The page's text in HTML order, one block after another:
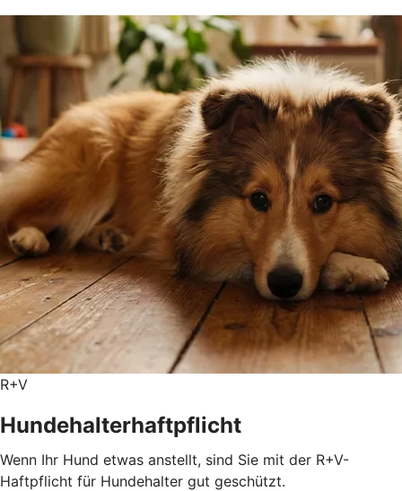
R+V
Hundehalterhaftpflicht
Wenn Ihr Hund etwas anstellt, sind Sie mit der R+V-
Haftpflicht für Hundehalter gut geschützt.